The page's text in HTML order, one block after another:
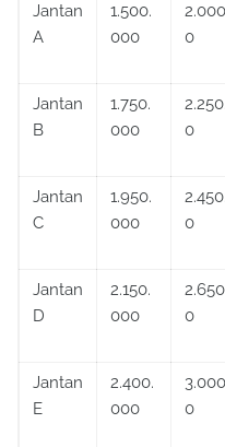
Jantan
A
1.500.
000
0
Jantan
B
1.750.
000
0
Jantan
C
1.950.
000
0
Jantan
D
2.150.
000
0
Jantan
E
2.400.
000
0